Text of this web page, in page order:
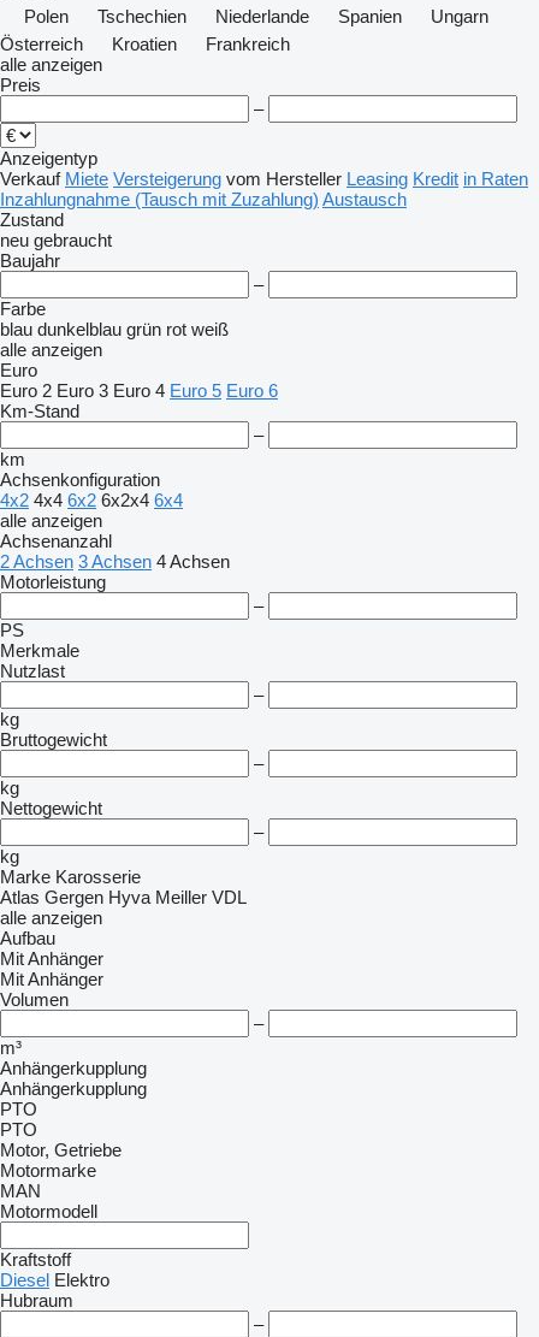
Polen
Tschechien Niederlande Spanien
Ungarn
Österreich
Kroatien
Frankreich
alle anzeigen
Preis
–
Anzeigentyp
Verkauf Miete Versteigerung vom Hersteller Leasing Kredit in Raten
Inzahlungnahme (Tausch mit Zuzahlung) Austausch
Zustand
neu gebraucht
Baujahr
–
Farbe
blau dunkelblau grün rot weiß
alle anzeigen
Euro
Euro 2 Euro 3 Euro 4 Euro 5 Euro 6
Km-Stand
–
km
Achsenkonfiguration
4x2 4x4 6x2 6x2x4 6x4
alle anzeigen
Achsenanzahl
2 Achsen 3 Achsen 4 Achsen
Motorleistung
–
PS
Merkmale
Nutzlast
–
kg
Bruttogewicht
–
kg
Nettogewicht
–
kg
Marke Karosserie
Atlas Gergen Hyva Meiller VDL
alle anzeigen
Aufbau
Mit Anhänger
Mit Anhänger
Volumen
–
m³
Anhängerkupplung
Anhängerkupplung
PTO
PTO
Motor, Getriebe
Motormarke
MAN
Motormodell
Kraftstoff
Diesel Elektro
Hubraum
–